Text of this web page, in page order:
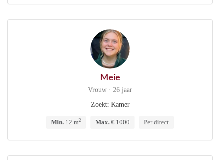
Meie
Vrouw · 26 jaar
Zoekt: Kamer
Min. 12 m2 Max. € 1000 Per direct